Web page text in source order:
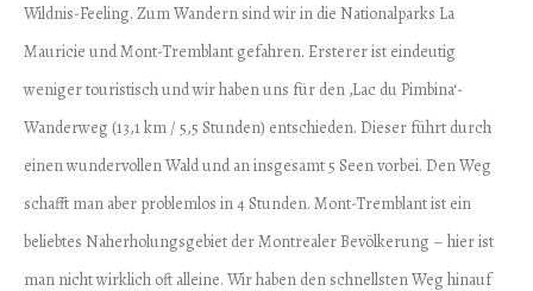
Wildnis-Feeling. Zum Wandern sind wir in die Nationalparks La
Mauricie und Mont-Tremblant gefahren. Ersterer ist eindeutig
weniger touristisch und wir haben uns für den ‚Lac du Pimbina‘-
Wanderweg (13,1 km / 5,5 Stunden) entschieden. Dieser führt durch
einen wundervollen Wald und an insgesamt 5 Seen vorbei. Den Weg
schafft man aber problemlos in 4 Stunden. Mont-Tremblant ist ein
beliebtes Naherholungsgebiet der Montrealer Bevölkerung – hier ist
man nicht wirklich oft alleine. Wir haben den schnellsten Weg hinauf